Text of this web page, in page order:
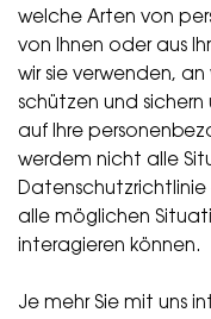
welche Arten von
von Ihnen oder aus
wir sie verwenden, an
schützen und sichern
auf Ihre
werdem nicht alle
Datenschutzrichtlinie
alle möglichen
interagieren können.
Je mehr Sie mit uns